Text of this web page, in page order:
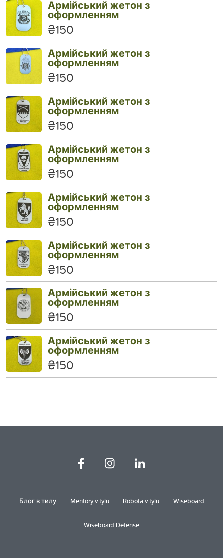
Армійський жетон з
оформленням
₴150
Армійський жетон з
оформленням
₴150
Армійський жетон з
оформленням
₴150
Армійський жетон з
оформленням
₴150
Армійський жетон з
оформленням
₴150
Армійський жетон з
оформленням
₴150
Армійський жетон з
оформленням
₴150
Армійський жетон з
оформленням
₴150
Блог в тилу Mentory v tylu Robota v tylu Wiseboard
Wiseboard Defense